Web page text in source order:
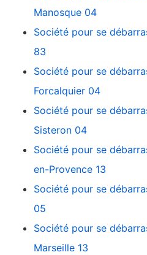
Manosque 04
Société pour se
83
Société pour se
Forcalquier 04
Société pour se
Sisteron 04
Société pour se
en-Provence 13
Société pour se
05
Société pour se
Marseille 13